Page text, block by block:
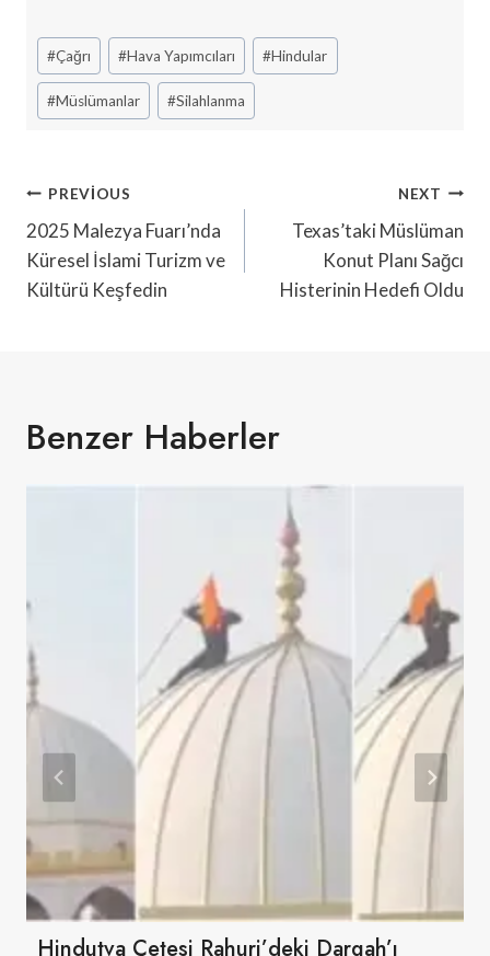
Post
Tags:
#Çağrı #Hava Yapımcıları #Hindular
#Müslümanlar #Silahlanma
Yazı
Gezinmesi
PREVIOUS
2025 Malezya Fuarı’nda
Küresel İslami Turizm ve
Kültürü Keşfedin
NEXT
Texas’taki Müslüman
Konut Planı Sağcı
Histerinin Hedefi Oldu
Benzer Haberler
Hindutva Çetesi Rahuri’deki Dargah’ı